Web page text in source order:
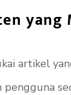
yang
artikel